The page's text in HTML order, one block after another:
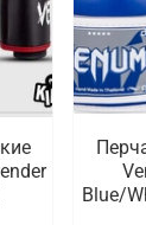
Blue/